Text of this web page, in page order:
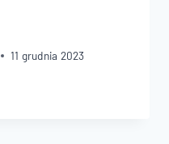
11 grudnia 2023